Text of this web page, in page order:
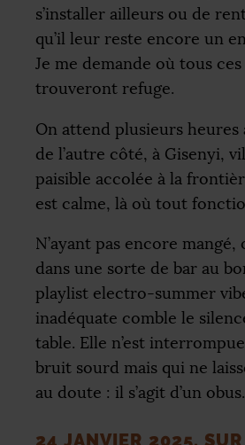
s’installer ailleurs ou de
qu’il leur reste encore un
Je me demande où tous ces
trouveront refuge.
On attend plusieurs heures
de l’autre côté, à Gisenyi,
paisible accolée à la
est calme, là où tout
N’ayant pas encore mangé,
dans une sorte de bar au
playlist electro-summer
inadéquate comble le
table. Elle n’est
bruit sourd mais qui ne
au doute : il s’agit d’un obus.
24 JANVIER 2025.